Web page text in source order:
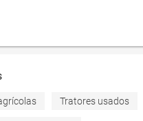
Tratores usados